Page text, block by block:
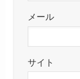
メール
サイト